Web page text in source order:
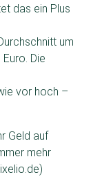
das ein Plus
um
Die
vor hoch –
mehr